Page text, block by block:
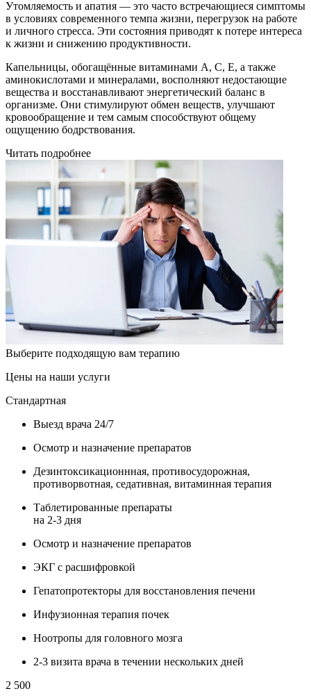
Утомляемость и апатия — это часто встречающиеся симптомы
в условиях современного темпа жизни, перегрузок на работе
и личного стресса. Эти состояния приводят к потере интереса
к жизни и снижению продуктивности.
Капельницы, обогащённые витаминами A, C, E, а также
аминокислотами и минералами, восполняют недостающие
вещества и восстанавливают энергетический баланс в
организме. Они стимулируют обмен веществ, улучшают
кровообращение и тем самым способствуют общему
ощущению бодрствования.
Читать подробнее
Выберите подходящую вам терапию
Цены на наши услуги
Стандартная
Выезд врача 24/7
Осмотр и назначение препаратов
Дезинтоксикационнная, противосудорожная,
противорвотная, седативная, витаминная терапия
Таблетированные препараты
на 2-3 дня
Осмотр и назначение препаратов
ЭКГ с расшифровкой
Гепатопротекторы для восстановления печени
Инфузионная терапия почек
Ноотропы для головного мозга
2-3 визита врача в течении нескольких дней
2 500